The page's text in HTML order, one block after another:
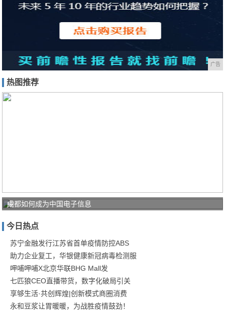
广告
热图推荐
中
电
信
锤
炼
工
业
互
成都如何成为中国电子信息
今日热点
苏宁金融发行江苏省首单疫情防控ABS
助力企业复工，华银健康新冠病毒检测服
呷哺呷哺X北京华联BHG Mall发
七匹狼CEO直播带货，数字化破局引关
享够生活·共创辉煌|创新模式商圈消费
永和豆浆让胃暖暖，为战胜疫情鼓劲！